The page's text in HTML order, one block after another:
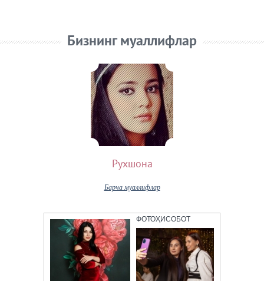
Бизнинг муаллифлар
Рухшона
Барча муаллифлар
ФОТОҲИСОБОТ